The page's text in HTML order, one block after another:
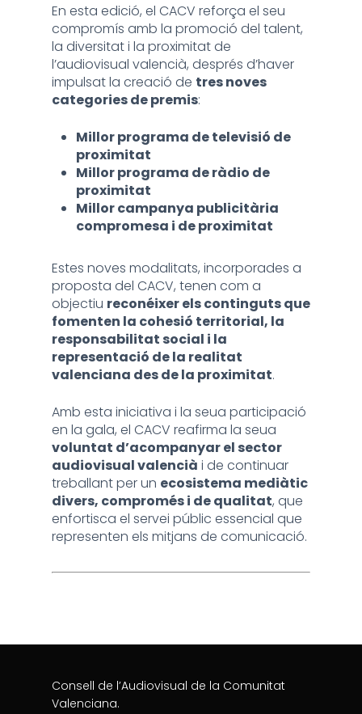
En esta edició, el CACV reforça el seu
compromís amb la promoció del talent,
la diversitat i la proximitat de
l’audiovisual valencià, després d’haver
impulsat la creació de tres noves
categories de premis:
Millor programa de televisió de
proximitat
Millor programa de ràdio de
proximitat
Millor campanya publicitària
compromesa i de proximitat
Estes noves modalitats, incorporades a
proposta del CACV, tenen com a
objectiu reconéixer els continguts que
fomenten la cohesió territorial, la
responsabilitat social i la
representació de la realitat
valenciana des de la proximitat.
Amb esta iniciativa i la seua participació
en la gala, el CACV reafirma la seua
voluntat d’acompanyar el sector
audiovisual valencià i de continuar
treballant per un ecosistema mediàtic
divers, compromés i de qualitat, que
enfortisca el servei públic essencial que
representen els mitjans de comunicació.
Consell de l’Audiovisual de la Comunitat
Valenciana.